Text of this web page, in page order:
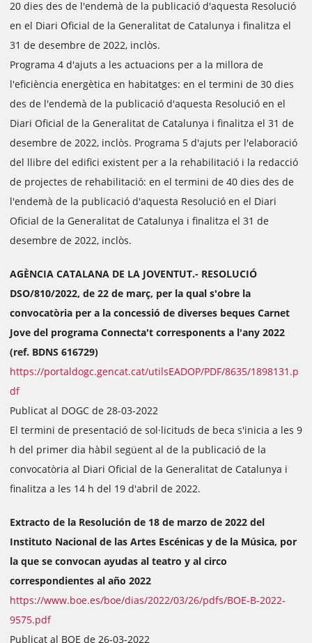
20 dies des de l'endemà de la publicació d'aquesta Resolució
en el Diari Oficial de la Generalitat de Catalunya i finalitza el
31 de desembre de 2022, inclòs.
Programa 4 d'ajuts a les actuacions per a la millora de
l'eficiència energètica en habitatges: en el termini de 30 dies
des de l'endemà de la publicació d'aquesta Resolució en el
Diari Oficial de la Generalitat de Catalunya i finalitza el 31 de
desembre de 2022, inclòs. Programa 5 d'ajuts per l'elaboració
del llibre del edifici existent per a la rehabilitació i la redacció
de projectes de rehabilitació: en el termini de 40 dies des de
l'endemà de la publicació d'aquesta Resolució en el Diari
Oficial de la Generalitat de Catalunya i finalitza el 31 de
desembre de 2022, inclòs.
AGÈNCIA CATALANA DE LA JOVENTUT.- RESOLUCIÓ
DSO/810/2022, de 22 de març, per la qual s'obre la
convocatòria per a la concessió de diverses beques Carnet
Jove del programa Connecta't corresponents a l'any 2022
(ref. BDNS 616729)
https://portaldogc.gencat.cat/utilsEADOP/PDF/8635/1898131.p
df
Publicat al DOGC de 28-03-2022
El termini de presentació de sol·licituds de beca s'inicia a les 9
h del primer dia hàbil següent al de la publicació de la
convocatòria al Diari Oficial de la Generalitat de Catalunya i
finalitza a les 14 h del 19 d'abril de 2022.
Extracto de la Resolución de 18 de marzo de 2022 del
Instituto Nacional de las Artes Escénicas y de la Música, por
la que se convocan ayudas al teatro y al circo
correspondientes al año 2022
https://www.boe.es/boe/dias/2022/03/26/pdfs/BOE-B-2022-
9575.pdf
Publicat al BOE de 26-03-2022